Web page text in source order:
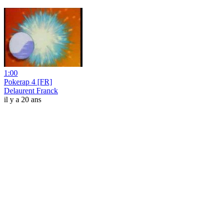
1:00
Pokerap 4 [FR]
Delaurent Franck
il y a 20 ans